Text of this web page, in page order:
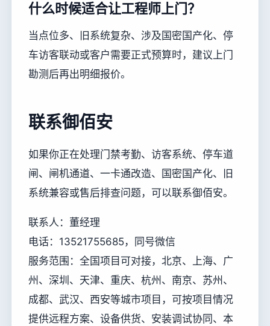
什么时候适合让工程师上门？
当点位多、旧系统复杂、涉及国密国产化、停
车访客联动或客户需要正式预算时，建议上门
勘测后再出明细报价。
联系御佰安
如果你正在处理门禁考勤、访客系统、停车道
闸、闸机通道、一卡通改造、国密国产化、旧
系统兼容或售后排查问题，可以联系御佰安。
联系人：董经理
电话：13521755685，同号微信
服务范围：全国项目可对接，北京、上海、广
州、深圳、天津、重庆、杭州、南京、苏州、
成都、武汉、西安等城市项目，可按项目情况
提供远程方案、设备供货、安装调试协同、本